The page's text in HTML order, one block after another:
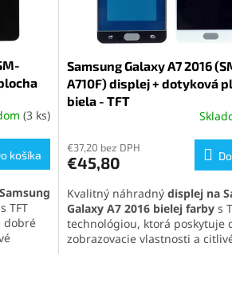
(3 ks)
košíka
s TFT
dobré
Samsung Galaxy A7 2016
A710F) displej + dotyková
biela - TFT
€37,20 bez DPH
€45,80
Kvalitný náhradný displej na
Galaxy A7 2016 bielej farby s
technológiou, ktorá poskytuje
zobrazovacie vlastnosti a